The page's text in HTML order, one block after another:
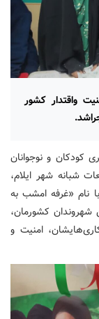
واقتدار کشور
کودکان و نوجوانان
شبانه شهر ایلام،
نام «غرفه امشب به
شهروندان کشورمان،
امنیت و